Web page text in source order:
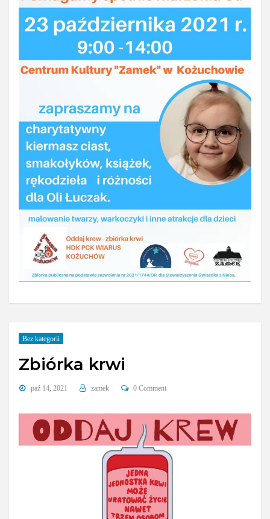
Bez kategorii
Zbiórka krwi
paź 14, 2021 zamek 0 Comment